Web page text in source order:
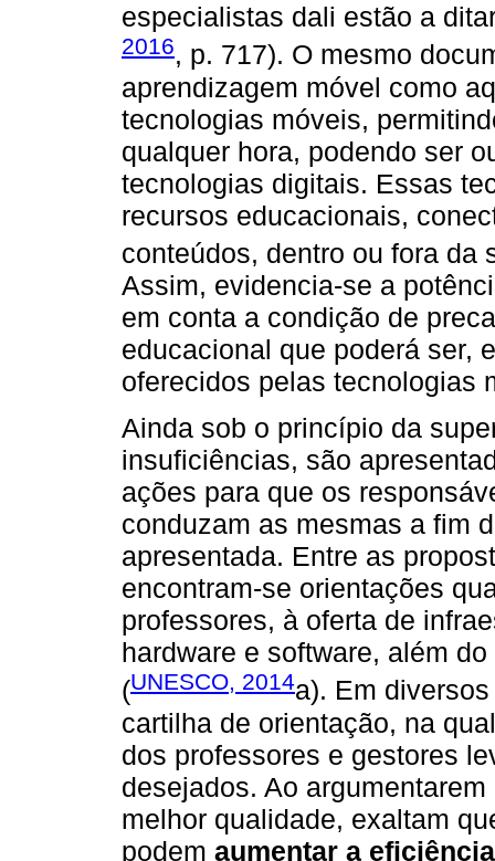
especialistas dali estão a
2016, p. 717). O mesmo
aprendizagem móvel como
tecnologias móveis,
qualquer hora, podendo ser
tecnologias digitais. Essas
recursos educacionais,
conteúdos, dentro ou fora da
Assim, evidencia-se a
em conta a condição de
educacional que poderá ser,
oferecidos pelas tecnologias
Ainda sob o princípio da
insuficiências, são
ações para que os
conduzam as mesmas a fim
apresentada. Entre as
encontram-se orientações
professores, à oferta de
hardware e software, além
(UNESCO, 2014a). Em
cartilha de orientação, na
dos professores e gestores
desejados. Ao
melhor qualidade, exaltam
podem aumentar a eficiência